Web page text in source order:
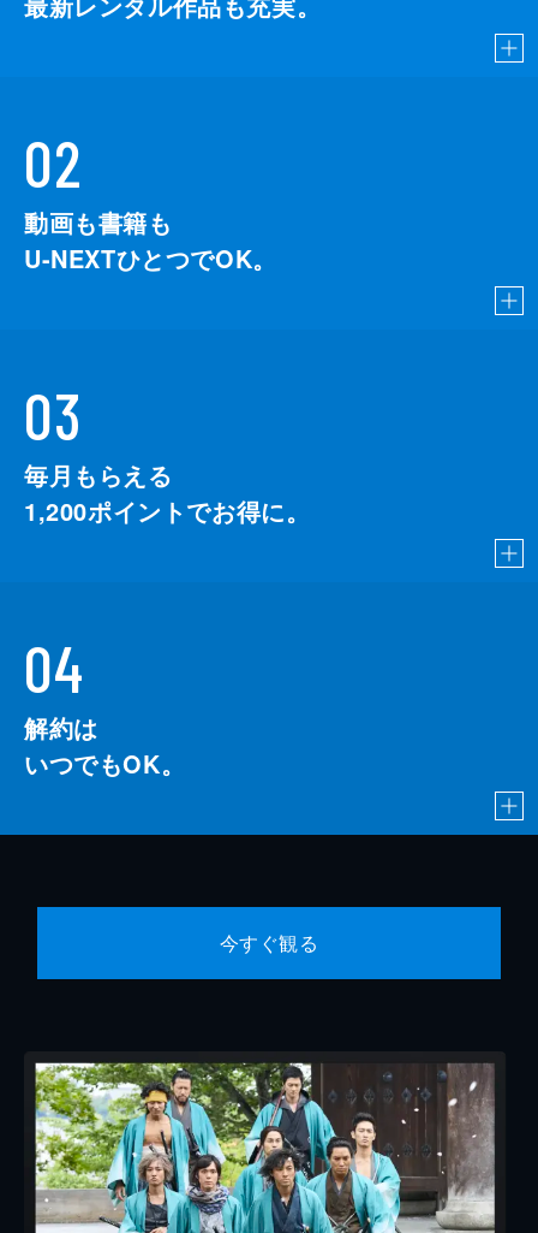
02
動画も書籍も
U-NEXTひとつでOK。
03
毎月もらえる
1,200ポイントでお得に。
04
解約は
いつでもOK。
今すぐ観る